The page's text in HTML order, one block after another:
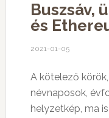
Buszsáv,
és
2021-01-05
A kötelező
névnaposok,
helyzetkép, ma